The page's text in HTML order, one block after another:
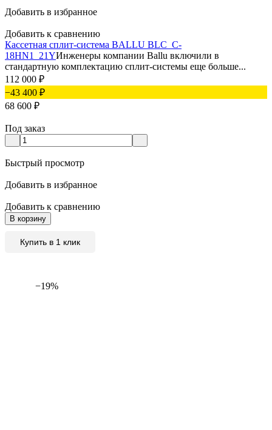
Добавить в избранное
Добавить к сравнению
Кассетная сплит-система BALLU BLC_C-
18HN1_21YИнженеры компании Ballu включили в
стандартную комплектацию сплит-системы еще больше...
112 000 ₽
−43 400 ₽
68 600 ₽
Под заказ
Быстрый просмотр
Добавить в избранное
Добавить к сравнению
В корзину
Купить в 1 клик
−19%